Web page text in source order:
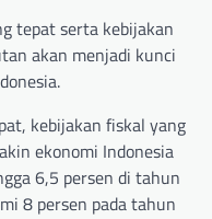
tepat serta kebijakan
akan menjadi kunci
kebijakan fiskal yang
ekonomi Indonesia
6,5 persen di tahun
8 persen pada tahun